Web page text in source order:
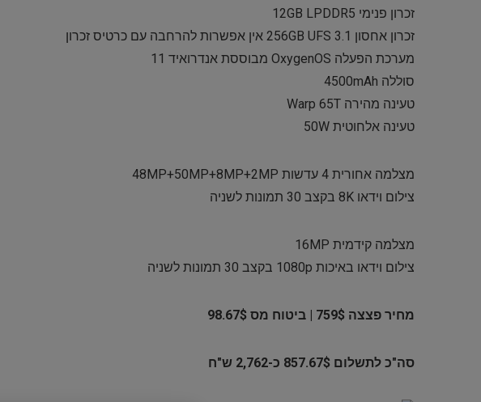
זכרון פנימי 12GB LPDDR5
זכרון אחסון 256GB UFS 3.1 אין אפשרות להרחבה עם כרטיס זכרון
מערכת הפעלה OxygenOS מבוססת אנדרואיד 11
סוללה 4500mAh
טעינה מהירה Warp 65T
טעינה אלחוטית 50W
מצלמה אחורית 4 עדשות 48MP+50MP+8MP+2MP
צילום וידאו 8K בקצב 30 תמונות לשניה
מצלמה קידמית 16MP
צילום וידאו באיכות 1080p בקצב 30 תמונות לשניה
מחיר פצצה 759$ | ביטוח מס 98.67$
סה"כ לתשלום 857.67$ כ-2,762 ש"ח